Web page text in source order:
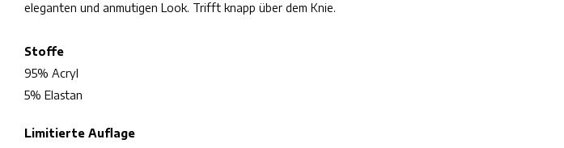
eleganten und anmutigen Look. Trifft knapp über dem Knie.
Stoffe
95% Acryl
5% Elastan
Limitierte Auflage